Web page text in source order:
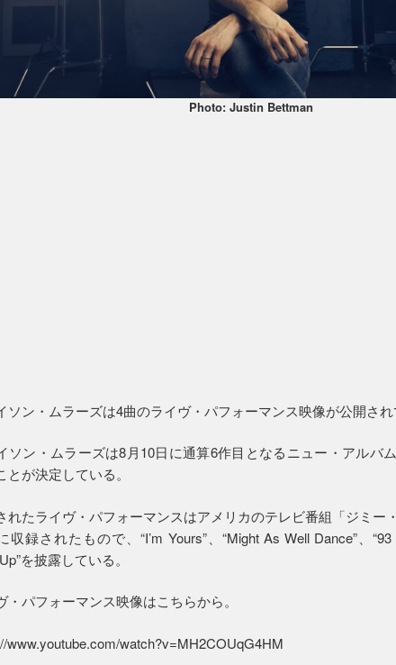
Photo: Justin Bettman
ソン・ムラーズは4曲のライヴ・パフォーマンス映像が公開され
ソン・ムラーズは8月10日に通算6作目となるニュー・アルバ
とが決定している。
れたライヴ・パフォーマンスはアメリカのテレビ番組「ジミー
収録されたもので、“I’m Yours”、“Might As Well Dance”、“93
を披露している。
・パフォーマンス映像はこちらから。
www.youtube.com/watch?v=MH2COUqG4HM